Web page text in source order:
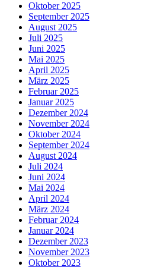
Oktober 2025
September 2025
August 2025
Juli 2025
Juni 2025
Mai 2025
April 2025
März 2025
Februar 2025
Januar 2025
Dezember 2024
November 2024
Oktober 2024
September 2024
August 2024
Juli 2024
Juni 2024
Mai 2024
April 2024
März 2024
Februar 2024
Januar 2024
Dezember 2023
November 2023
Oktober 2023